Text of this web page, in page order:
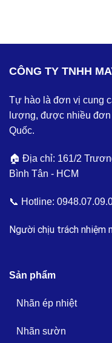
CÔNG TY TNHH
Tự hào là đơn vị cung
lượng, được nhiều đơn
Quốc.
🏠 Địa chỉ: 161/2
Bình Tân - HCM
📞 Hotline:
Người chịu trách nhiệm
Sản phẩm
Nhãn ép nhiệt
Nhãn sườn